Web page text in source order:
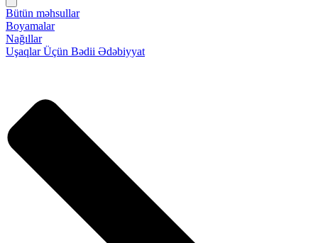
Bütün məhsullar
Boyamalar
Nağıllar
Uşaqlar Üçün Bədii Ədəbiyyat